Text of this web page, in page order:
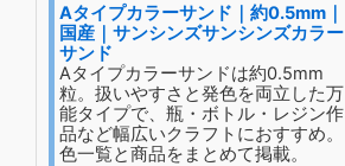
Aタイプカラーサンド｜約0.5mm｜
国産｜サンシンズサンシンズカラー
サンド
Aタイプカラーサンドは約0.5mm
粒。扱いやすさと発色を両立した万
能タイプで、瓶・ボトル・レジン作
品など幅広いクラフトにおすすめ。
色一覧と商品をまとめて掲載。